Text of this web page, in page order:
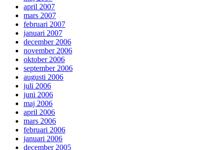
april 2007
mars 2007
februari 2007
januari 2007
december 2006
november 2006
oktober 2006
september 2006
augusti 2006
juli 2006
juni 2006
maj 2006
april 2006
mars 2006
februari 2006
januari 2006
december 2005